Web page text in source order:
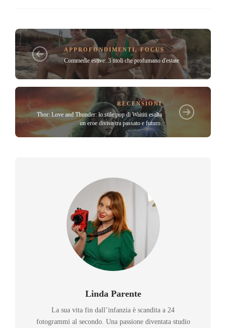
APPROFONDIMENTI, FOCUS
Commedie estive: 3 titoli che profumano d'estate
RECENSIONI
Thor: Love and Thunder: lo stile pop di Waititi esalta
un eroe diviso tra passato e futuro.
Linda Parente
La sua vita fin dall’infanzia è scandita a 24
fotogrammi al secondo. Una passione diventata studio